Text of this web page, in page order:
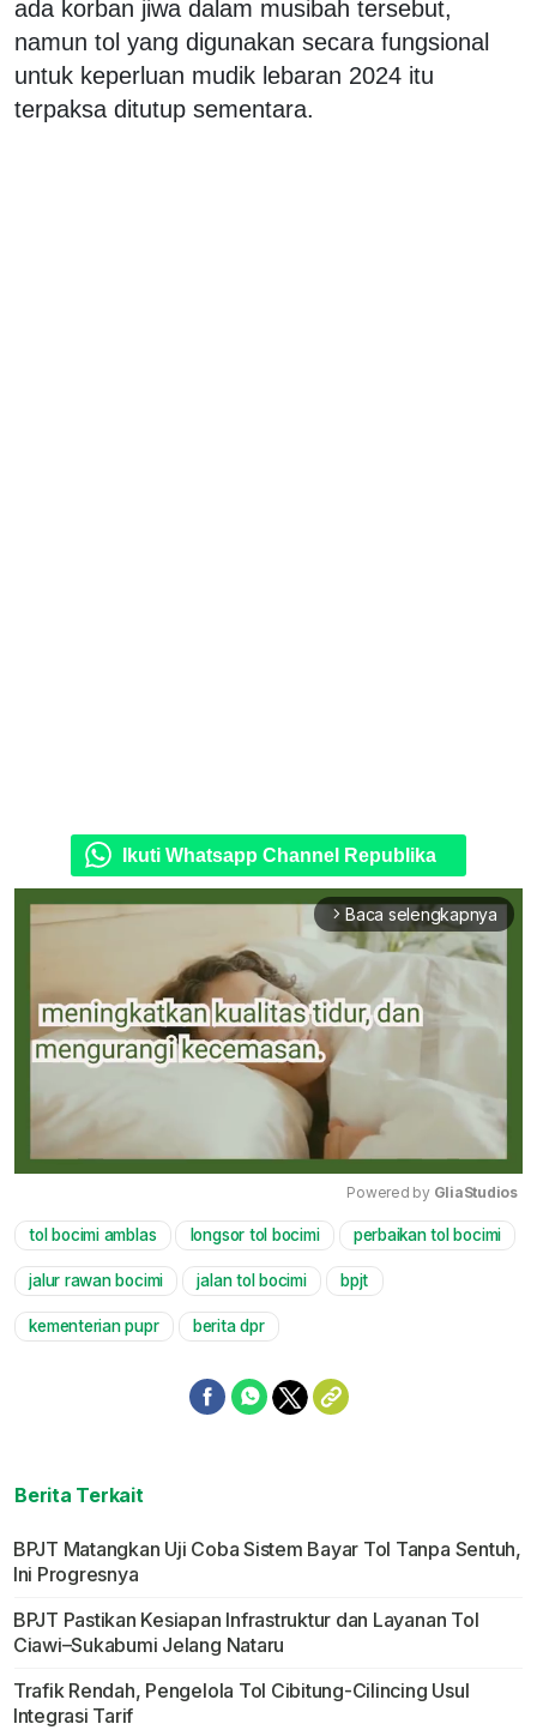
ada korban jiwa dalam musibah tersebut,
namun tol yang digunakan secara fungsional
untuk keperluan mudik lebaran 2024 itu
terpaksa ditutup sementara.
Ikuti Whatsapp Channel Republika
arrow_forward_ios Baca selengkapnya
Mute
Powered by GliaStudios
tol bocimi amblas longsor tol bocimi perbaikan tol bocimi
jalur rawan bocimi jalan tol bocimi bpjt
kementerian pupr berita dpr
Berita Terkait
BPJT Matangkan Uji Coba Sistem Bayar Tol Tanpa Sentuh,
Ini Progresnya
BPJT Pastikan Kesiapan Infrastruktur dan Layanan Tol
Ciawi–Sukabumi Jelang Nataru
Trafik Rendah, Pengelola Tol Cibitung-Cilincing Usul
Integrasi Tarif